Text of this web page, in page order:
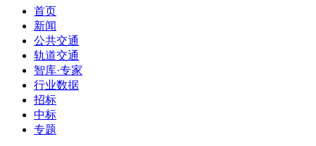
首页
新闻
公共交通
轨道交通
智库·专家
行业数据
招标
中标
专题